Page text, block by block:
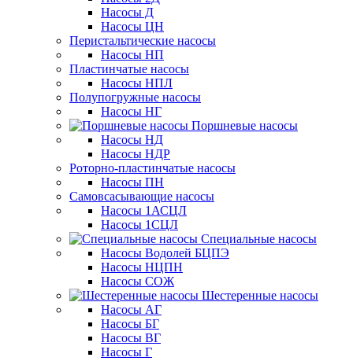
Насосы Д
Насосы ЦН
Перистальтические насосы
Насосы НП
Пластинчатые насосы
Насосы НПЛ
Полупогружные насосы
Насосы НГ
Поршневые насосы
Насосы НД
Насосы НДР
Роторно-пластинчатые насосы
Насосы ПН
Самовсасывающие насосы
Насосы 1АСЦЛ
Насосы 1СЦЛ
Специальные насосы
Насосы Водолей БЦПЭ
Насосы НЦПН
Насосы СОЖ
Шестеренные насосы
Насосы АГ
Насосы БГ
Насосы ВГ
Насосы Г